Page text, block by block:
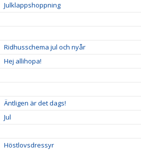
Julklappshoppning
Ridhusschema jul och nyår
Hej allihopa!
Äntligen är det dags!
Jul
Höstlovsdressyr